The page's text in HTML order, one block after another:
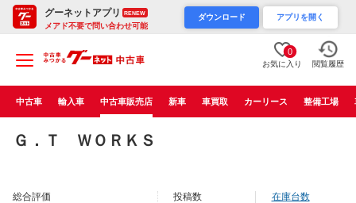
グーネットアプリ RENEW
メアド不要で問い合わせ可能
ダウンロード アプリを開く
0
お気に入り 閲覧履歴
中古車 輸入車 中古車販売店 新車 車買取 カーリース 整備工場
Ｇ．Ｔ ＷＯＲＫＳ
総合評価 投稿数 在庫台数